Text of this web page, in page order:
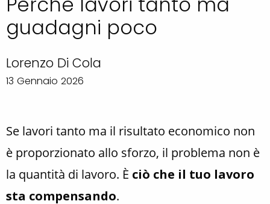
guadagni poco
Lorenzo Di Cola
13 Gennaio 2026
Se lavori tanto ma il risultato economico non
è proporzionato allo sforzo, il problema non è
la quantità di lavoro. È ciò che il tuo lavoro
sta compensando.